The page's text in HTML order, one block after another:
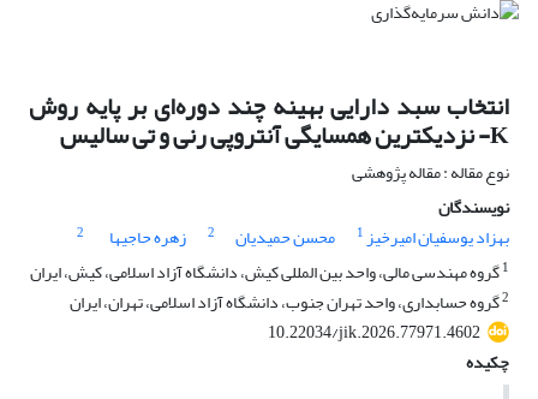
انتخاب سبد دارایی بهینه چند دوره‌ای بر پایه روش
K- نزدیکترین همسایگی آنتروپی رنی و تی سالیس
نوع مقاله : مقاله پژوهشی
نویسندگان
بهزاد یوسفیان امیرخیز1 محسن حمیدیان 2 زهره حاجیها
2
1گروه مهندسی مالی، واحد بین المللی کیش، دانشگاه آزاد اسلامی، کیش، ایران
2گروه حسابداری، واحد تهران جنوب، دانشگاه آزاد اسلامی، تهران، ایران
10.22034/jik.2026.77971.4602
چکیده